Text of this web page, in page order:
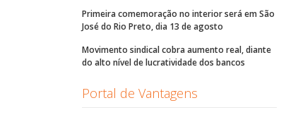
Primeira comemoração no interior será em São
José do Rio Preto, dia 13 de agosto
Movimento sindical cobra aumento real, diante
do alto nível de lucratividade dos bancos
Portal de Vantagens